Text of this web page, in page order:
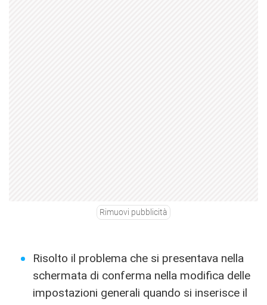
Rimuovi pubblicità
Risolto il problema che si presentava nella
schermata di conferma nella modifica delle
impostazioni generali quando si inserisce il